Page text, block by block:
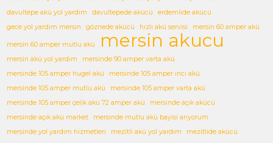
davultepe akü yol yardım
davultepede akücü
erdemlide akücü
gece yol yardım mersin
göznede akücü hızlı akü servisi mersin 60 amper akü
mersin 60 amper mutlu akü mersin akucu
mersin akü yol yardım
mersinde 90 amper varta akü
mersinde 105 amper hugel akü
mersinde 105 amper inci akü
mersinde 105 amper mutlu akü
mersinde 105 amper varta akü
mersinde 105 amper çelik akü 72 amper akü
mersinde açık akücü
mersinde açık akü market
mersinde mutlu akü bayisi arıyorum
mersinde yol yardım hizmetleri
mezitli akü yol yardım
mezitlide akücü